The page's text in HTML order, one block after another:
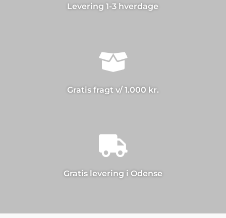
Levering 1-3 hverdage

Gratis fragt v/ 1.000 kr.

Gratis levering i Odense